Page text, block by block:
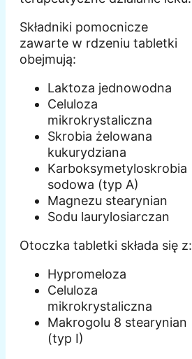
Składniki pomocnicze
zawarte w rdzeniu tabletki
obejmują:
Laktoza jednowodna
Celuloza
mikrokrystaliczna
Skrobia żelowana
kukurydziana
Karboksymetyloskrobia
sodowa (typ A)
Magnezu stearynian
Sodu laurylosiarczan
Otoczka tabletki składa się z:
Hypromeloza
Celuloza
mikrokrystaliczna
Makrogolu 8 stearynian
(typ I)